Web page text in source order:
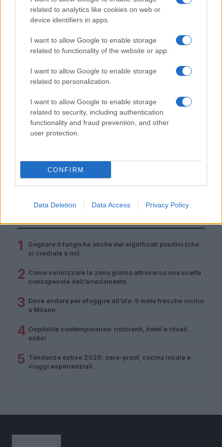
related to analytics like cookies on web or
device identifiers in apps.
I want to allow Google to enable storage
related to functionality of the website or app.
I want to allow Google to enable storage
related to personalization.
I want to allow Google to enable storage
related to security, including authentication
functionality and fraud prevention, and other
user protection.
CONFIRM
Data Deletion Data Access Privacy Policy
LIFESTYLE
Scopri Vulcano, l’isola delle Eolie con spiagge nere e
paesaggi vulcanici
Cristian Castiglioni · 6 Ago 2026
1
Sognare il fango ha anche dei significati positivi (che
ci crediate o no)
2 Come valorizzare la zona giorno attraverso una scelta
consapevole dell’arredamento
3 Dove andare per sfuggire all’afa: 5 mete fresche vicino
a Milano
4 Ospitalità contemporanea: ristoranti, hotel e rituali
estivi
5 Tendenze estive 2026: zero-proof, cucina locale e
viaggi esperienziali